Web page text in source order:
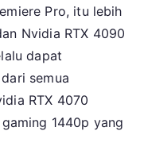
Pro, itu lebih
Nvidia RTX 4090
dapat
semua
RTX 4070
1440p yang